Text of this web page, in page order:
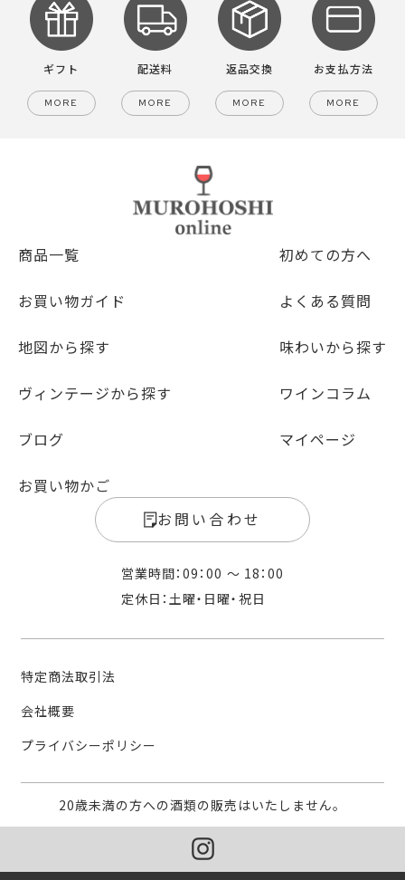
ギフト
MORE
配送料
MORE
返品交換
MORE
お支払方法
MORE
商品一覧 初めての方へ
お買い物ガイド よくある質問
味わいから探す
ヴィンテージから探す
地図から探す
ワインコラム
ブログ マイページ
お買い物かご
お問い合わせ
営業時間：09：00 〜 18：00
定休日：土曜・日曜・祝日
特定商法取引法
会社概要
プライバシーポリシー
20歳未満の方への酒類の販売はいたしません。